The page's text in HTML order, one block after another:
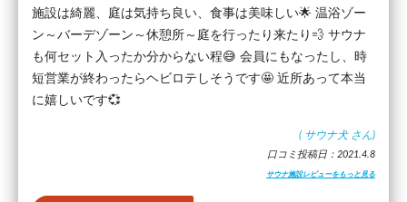
施設は綺麗、庭は気持ち良い、食事は美味しい🌟 温浴ゾー
ン～バーデゾーン～休憩所～庭を行ったり来たり💨 サウナ
も何セット入ったか分からない程😅 会員にもなったし、時
短営業が終わったらヘビロテしそうです🤩 近所あって本当
に嬉しいです💞
( サウナ犬 さん)
口コミ投稿日：2021.4.8
サウナ施設レビューをもっと見る